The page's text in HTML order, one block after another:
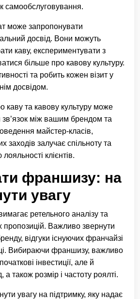
самообслуговування.
може запропонувати
досвід. Вони можуть
каву, експериментувати з
більше про кавову культуру.
та робить кожен візит у
досвідом.
каву та кавову культуру може
зв’язок між вашим брендом та
майстер-класів,
заходів залучає спільноту та
клієнтів.
франшизу: на
увагу
ретельного аналізу та
пропозицій. Важливо звернути
відгуки існуючих франчайзі
Вибираючи франшизу, важливо
інвестиції, але й
а також розмір і частоту роялті.
увагу на підтримку, яку надає